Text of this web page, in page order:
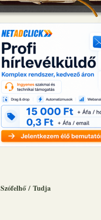
Szófelhő / Tudja